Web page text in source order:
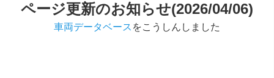
ページ更新のお知らせ(2026/04/06)
車両データベース をこうしんしました